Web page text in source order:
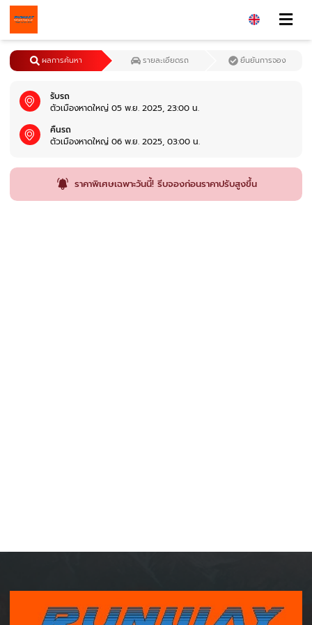
รับรถ
ตัวเมืองหาดใหญ่ 05 พ.ย. 2025, 23:00 น.
คืนรถ
ตัวเมืองหาดใหญ่ 06 พ.ย. 2025, 03:00 น.
ผลการค้นหา รายละเอียดรถ ยืนยันการจอง
ราคาพิเศษเฉพาะวันนี้! รีบจองก่อนราคาปรับสูงขึ้น